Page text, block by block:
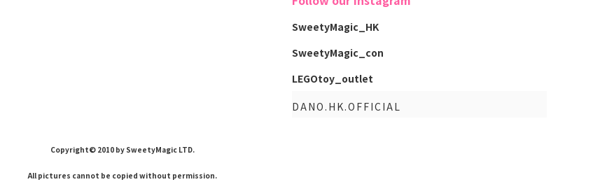
SweetyMagic_HK
SweetyMagic_con
LEGOtoy_outlet
DANO.HK.OFFICIAL
Copyright© 2010 by SweetyMagic LTD.
All pictures cannot be copied without permission.